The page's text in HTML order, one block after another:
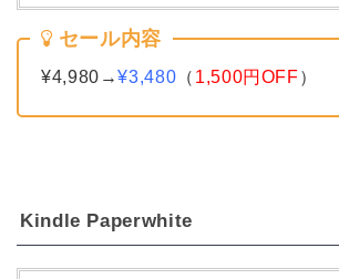
セール内容
¥4,980→¥3,480 （ 1,500円OFF）
Kindle Paperwhite